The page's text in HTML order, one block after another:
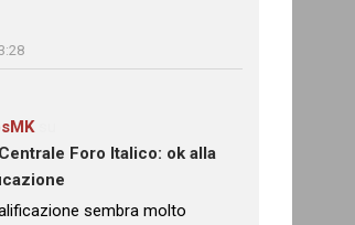
su
Foro Italico: ok alla
sembra molto